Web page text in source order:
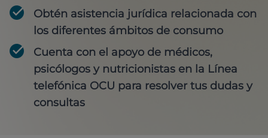
Obtén asistencia jurídica relacionada con
los diferentes ámbitos de consumo
Cuenta con el apoyo de médicos,
psicólogos y nutricionistas en la Línea
telefónica OCU para resolver tus dudas y
consultas